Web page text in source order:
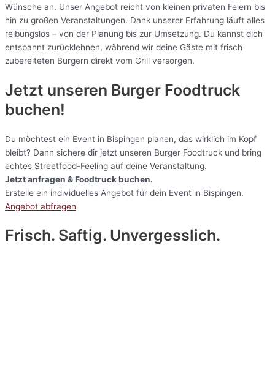
Wünsche an. Unser Angebot reicht von kleinen privaten Feiern bis
hin zu großen Veranstaltungen. Dank unserer Erfahrung läuft alles
reibungslos – von der Planung bis zur Umsetzung. Du kannst dich
entspannt zurücklehnen, während wir deine Gäste mit frisch
zubereiteten Burgern direkt vom Grill versorgen.
Jetzt unseren Burger Foodtruck
buchen!
Du möchtest ein Event in Bispingen planen, das wirklich im Kopf
bleibt? Dann sichere dir jetzt unseren Burger Foodtruck und bring
echtes Streetfood-Feeling auf deine Veranstaltung.
Jetzt anfragen & Foodtruck buchen.
Erstelle ein individuelles Angebot für dein Event in Bispingen.
Angebot abfragen
Frisch. Saftig. Unvergesslich.